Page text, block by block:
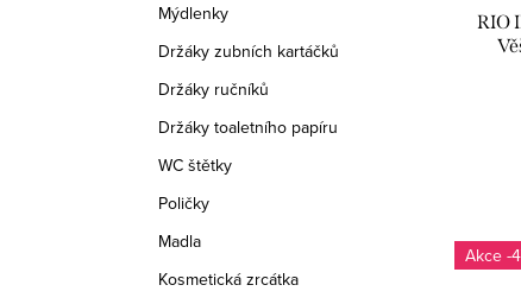
Mýdlenky
Držáky zubních kartáčků
Držáky ručníků
Držáky toaletního papíru
WC štětky
Poličky
Madla
Kosmetická zrcátka
ů
ů
RIO
-